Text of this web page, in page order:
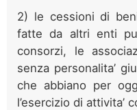
2) le cessioni di
fatte da altri enti
consorzi, le
senza personalita’
che abbiano per
l’esercizio di attivita’